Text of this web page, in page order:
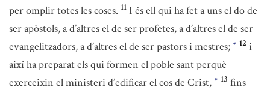
per omplir totes les coses. 11 I és ell qui ha fet a uns el do de
ser apòstols, a d’altres el de ser profetes, a d’altres el de ser
evangelitzadors, a d’altres el de ser pastors i mestres; * 12 i
així ha preparat els qui formen el poble sant perquè
exerceixin el ministeri d’edificar el cos de Crist, * 13 fins